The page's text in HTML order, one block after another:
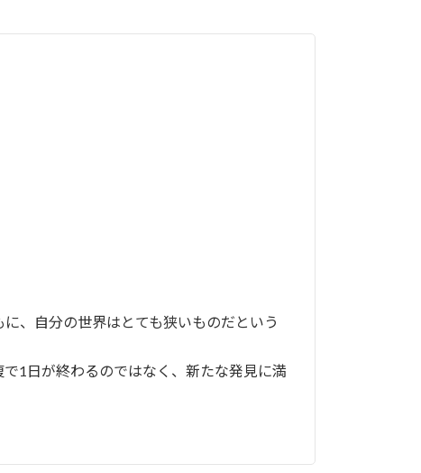
、自分の世界はとても狭いものだという
1日が終わるのではなく、新たな発見に満